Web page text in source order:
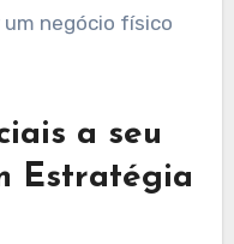
negócio físico
a seu
Estratégia